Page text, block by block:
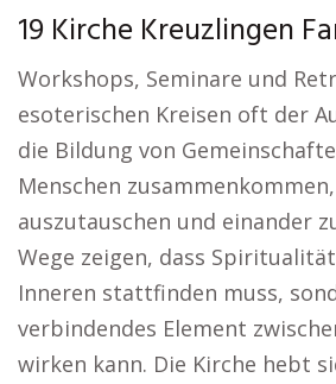
19 Kirche Kreuzlingen
Workshops, Seminare und
esoterischen Kreisen oft der
die Bildung von
Menschen
auszutauschen und einander
Wege zeigen, dass
Inneren stattfinden muss,
verbindendes Element
wirken kann. Die Kirche hebt